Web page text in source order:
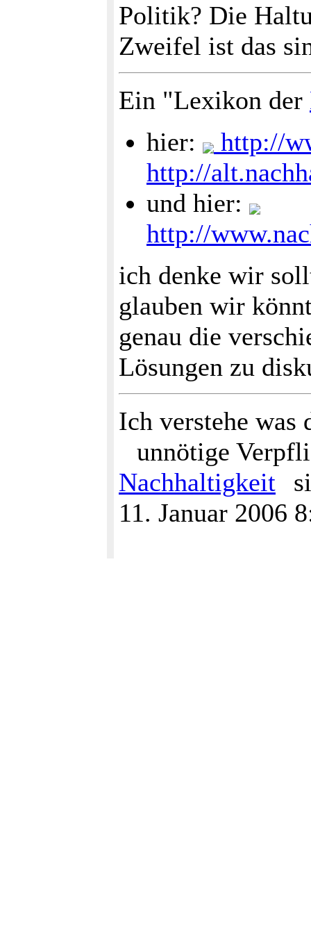
Politik? Die
Zweifel ist das
Ein "Lexikon der
hier:
http://
http://
und hier:
http://
ich denke wir
glauben wir
genau die
Lösungen zu
Ich verstehe was
unnötige
Nachhaltigkeit
11. Januar 2006